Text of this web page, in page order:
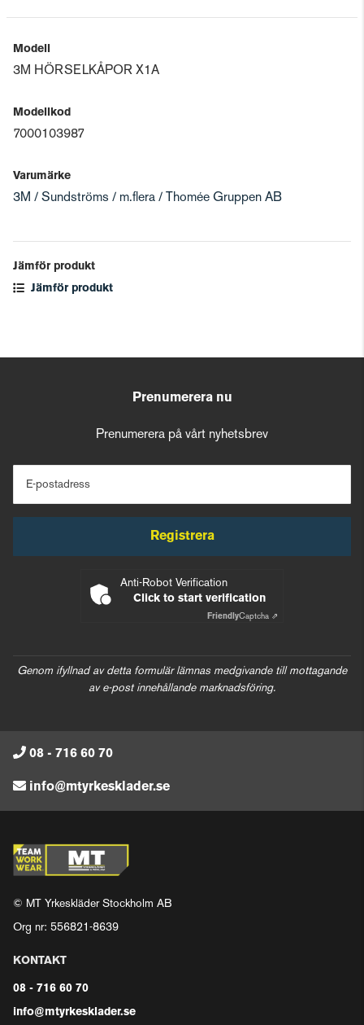
Modell
3M HÖRSELKÅPOR X1A
Modellkod
7000103987
Varumärke
3M / Sundströms / m.flera / Thomée Gruppen AB
Jämför produkt
Jämför produkt
Prenumerera nu
Prenumerera på vårt nyhetsbrev
E-postadress
Registrera
Anti-Robot Verification
Click to start verification
FriendlyCaptcha ⇗
Genom ifyllnad av detta formulär lämnas medgivande till mottagande
av e-post innehållande marknadsföring.
08 - 716 60 70
info@mtyrkesklader.se
© MT Yrkeskläder Stockholm AB
Org nr: 556821-8639
KONTAKT
08 - 716 60 70
info@mtyrkesklader.se